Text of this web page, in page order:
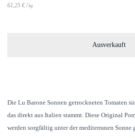
61,25 € / kg
Ausverkauft
Die Lu Barone Sonnen getrockneten Tomaten
das direkt aus Italien stammt. Diese Original
werden sorgfältig unter der mediterranen